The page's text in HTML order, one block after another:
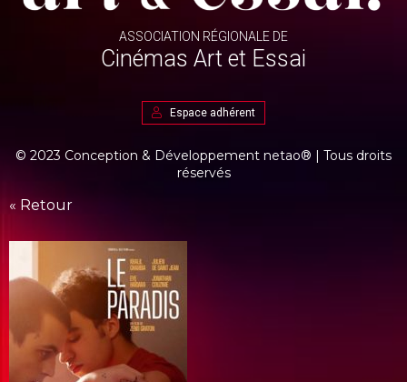
ASSOCIATION RÉGIONALE DE
Cinémas Art et Essai
Espace adhérent
© 2023 Conception & Développement netao® | Tous droits
réservés
« Retour